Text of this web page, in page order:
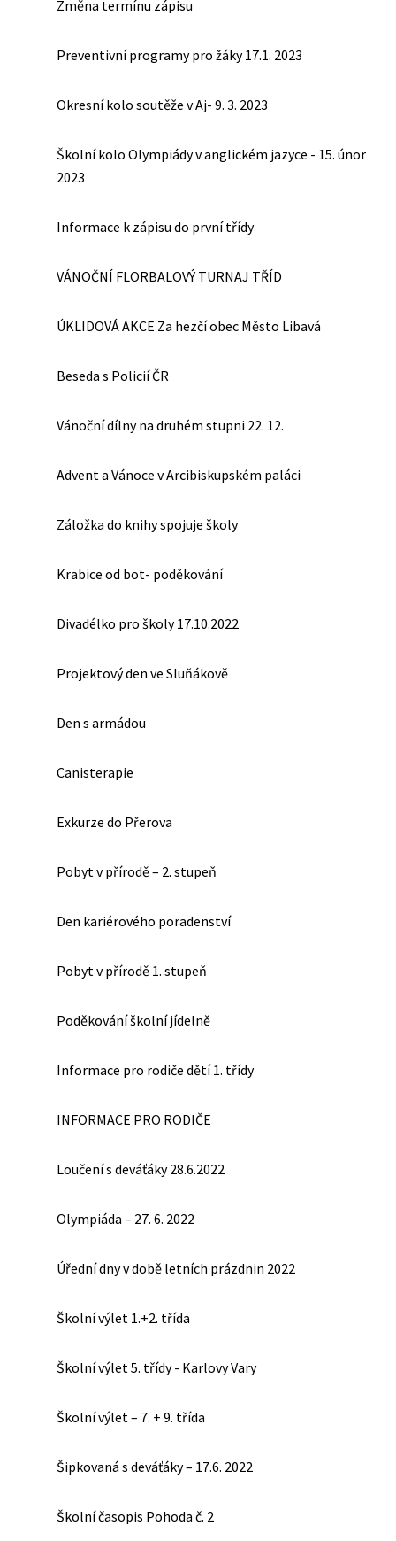
Změna termínu zápisu
Preventivní programy pro žáky 17.1. 2023
Okresní kolo soutěže v Aj- 9. 3. 2023
Školní kolo Olympiády v anglickém jazyce - 15. únor
2023
Informace k zápisu do první třídy
VÁNOČNÍ FLORBALOVÝ TURNAJ TŘÍD
ÚKLIDOVÁ AKCE Za hezčí obec Město Libavá
Beseda s Policií ČR
Vánoční dílny na druhém stupni 22. 12.
Advent a Vánoce v Arcibiskupském paláci
Záložka do knihy spojuje školy
Krabice od bot- poděkování
Divadélko pro školy 17.10.2022
Projektový den ve Sluňákově
Den s armádou
Canisterapie
Exkurze do Přerova
Pobyt v přírodě – 2. stupeň
Den kariérového poradenství
Pobyt v přírodě 1. stupeň
Poděkování školní jídelně
Informace pro rodiče dětí 1. třídy
INFORMACE PRO RODIČE
Loučení s deváťáky 28.6.2022
Olympiáda – 27. 6. 2022
Úřední dny v době letních prázdnin 2022
Školní výlet 1.+2. třída
Školní výlet 5. třídy - Karlovy Vary
Školní výlet – 7. + 9. třída
Šipkovaná s deváťáky – 17.6. 2022
Školní časopis Pohoda č. 2